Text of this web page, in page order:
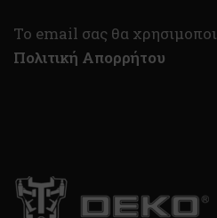
To email σας θα
Πολιτική Απορρήτου